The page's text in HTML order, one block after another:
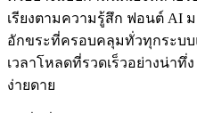
เรียงตามความรู้สึก ฟอนต์ AI
อักขระที่ครอบคลุมทั่วทุกระบ
เวลาโหลดที่รวดเร็วอย่างน่า
ง่ายดาย